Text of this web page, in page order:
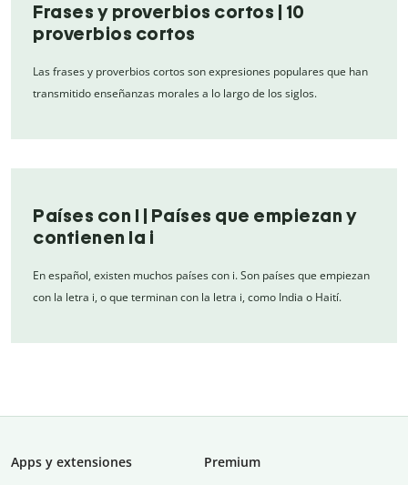
Frases y proverbios cortos | 10
proverbios cortos
Las frases y proverbios cortos son expresiones populares que han
transmitido enseñanzas morales a lo largo de los siglos.
Países con I | Países que empiezan y
contienen la i
En español, existen muchos países con i. Son países que empiezan
con la letra i, o que terminan con la letra i, como India o Haití.
Apps y extensiones
Premium